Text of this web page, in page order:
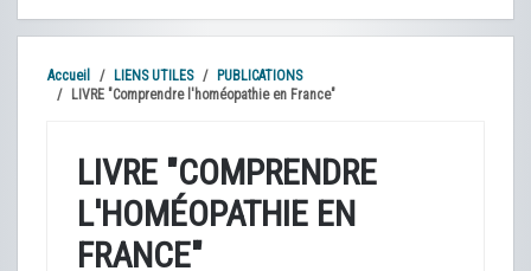
Accueil LIENS UTILES
PUBLICATIONS
LIVRE "Comprendre l'homéopathie en France"
LIVRE "COMPRENDRE
L'HOMÉOPATHIE EN
FRANCE"